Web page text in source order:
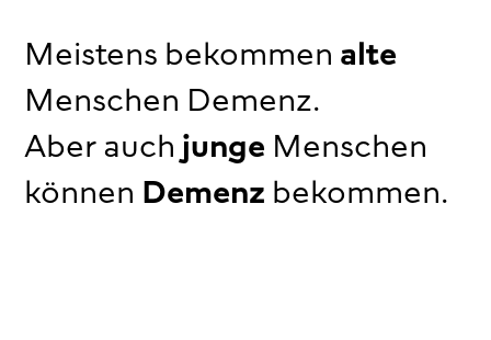
Meistens bekommen alte
Menschen Demenz.
Aber auch junge Menschen
können Demenz bekommen.